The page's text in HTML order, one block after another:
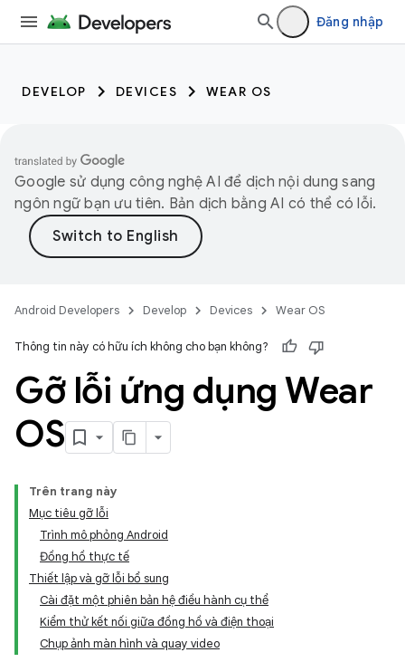
Đăng nhập
DEVELOP DEVICES WEAR OS
Google sử dụng công nghệ AI để dịch nội dung sang
ngôn ngữ bạn ưu tiên. Bản dịch bằng AI có thể có lỗi.
Android Developers Develop Devices Wear OS
Thông tin này có hữu ích không cho bạn không?
Gỡ lỗi ứng dụng Wear
OS
Trên trang này
Mục tiêu gỡ lỗi
Trình mô phỏng Android
Đồng hồ thực tế
Thiết lập và gỡ lỗi bổ sung
Cài đặt một phiên bản hệ điều hành cụ thể
Kiểm thử kết nối giữa đồng hồ và điện thoại
Chụp ảnh màn hình và quay video